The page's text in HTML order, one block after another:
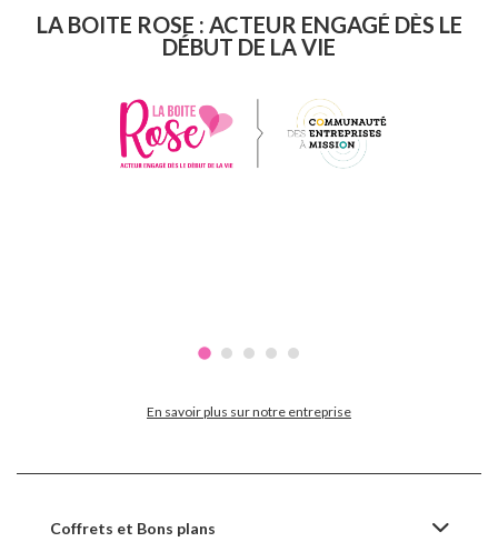
LA BOITE ROSE : ACTEUR ENGAGÉ DÈS LE
DÉBUT DE LA VIE
En savoir plus sur notre entreprise
Coffrets et Bons plans